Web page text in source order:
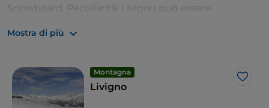
Snowboard. Peculiarità: Livigno può essere
ad alta quota: nei suoi più di
Mostra di più
Montagna
Like
Livigno